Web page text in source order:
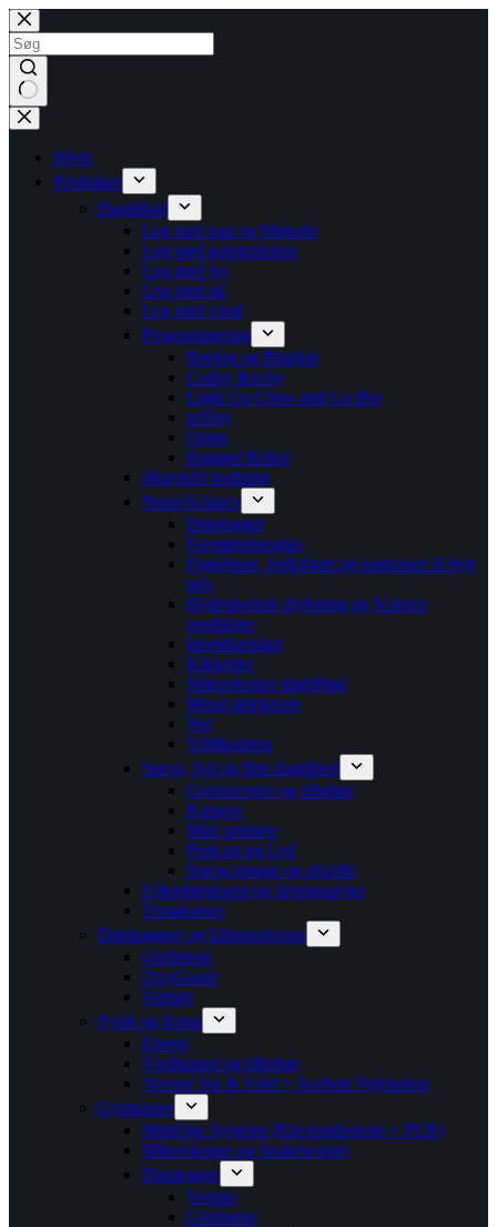
Fortsæt
til
indhold
Ingen
resultater
Hjem
Produkter
Dagtilbud
Leg med pap og Makedo
Leg med konstruktion
Leg med lys
Leg med tal
Leg med vand
Programmering
Beebot og Bluebot
Codey Rocky
Light Up Glow and Go Bot
mTiny
Osmo
Rugged Robot
Skærmfri kodning
Natur/Science
Datalogger
Forstørrelsesglas
Fuglehuse, foderbræt og kameraer til byg
selv
Hydroponisk dyrkning og Science
produkter
Insektkrukker
Kikkerter
Mikroskoper dagtilbud
Metal detektorer
Net
Vildtkamera
Sprog, lyd og film dagtilbud
Greenscreen og tilbehør
Kamera
Mini printere
Podcast og Lyd
Sprog,optage og afspille
Udendørskunst og læringstavler
Temakasser
Dataloggere og klimasensorer
Globisens
OxyGuard
Vernier
Fysik og Kemi
Energi
Vindtunnel og tilbehør
Vernier Sol & Vind + Acebott Vejrstation
Gymnasier
MiniOne Systems (Electrophoresis + PCR)
Mikroskoper og Snakescopes
Datalogger
Vernier
Globisens